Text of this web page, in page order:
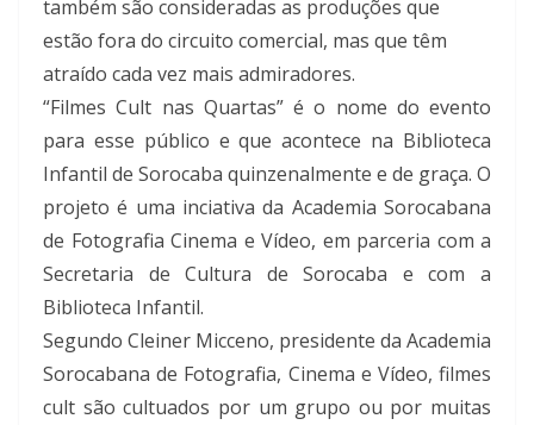
também são consideradas as produções que
estão fora do circuito comercial, mas que têm
atraído cada vez mais admiradores.
“Filmes Cult nas Quartas” é o nome do evento
para esse público e que acontece na Biblioteca
Infantil de Sorocaba quinzenalmente e de graça. O
projeto é uma inciativa da Academia Sorocabana
de Fotografia Cinema e Vídeo, em parceria com a
Secretaria de Cultura de Sorocaba e com a
Biblioteca Infantil.
Segundo Cleiner Micceno, presidente da Academia
Sorocabana de Fotografia, Cinema e Vídeo, filmes
cult são cultuados por um grupo ou por muitas